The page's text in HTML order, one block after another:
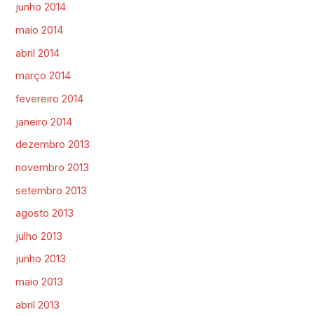
junho 2014
maio 2014
abril 2014
março 2014
fevereiro 2014
janeiro 2014
dezembro 2013
novembro 2013
setembro 2013
agosto 2013
julho 2013
junho 2013
maio 2013
abril 2013